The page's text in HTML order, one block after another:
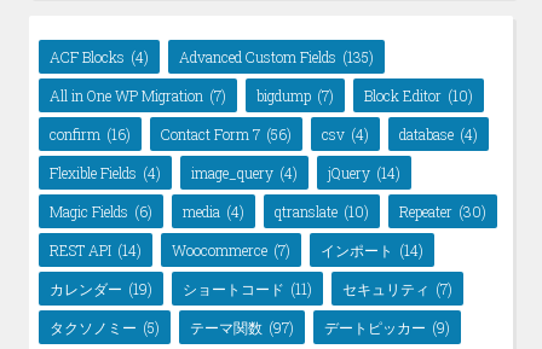
ACF Blocks (4) Advanced Custom Fields (135)
All in One WP Migration (7) bigdump (7) Block Editor (10)
confirm (16) Contact Form 7 (56) csv (4) database (4)
Flexible Fields (4) image_query (4) jQuery (14)
Magic Fields (6) media (4) qtranslate (10) Repeater (30)
REST API (14) Woocommerce (7) インポート (14)
カレンダー (19) ショートコード (11) セキュリティ (7)
タクソノミー (5) テーマ関数 (97) デートピッカー (9)